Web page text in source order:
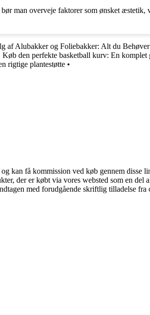
man overveje faktorer som ønsket
af Alubakker og Foliebakker: Alt du
Køb den perfekte basketball kurv: En komplet
rigtige plantestøtte •
kan få kommission ved køb gennem disse
der er købt via vores websted som en
med forudgående skriftlig tilladelse fra